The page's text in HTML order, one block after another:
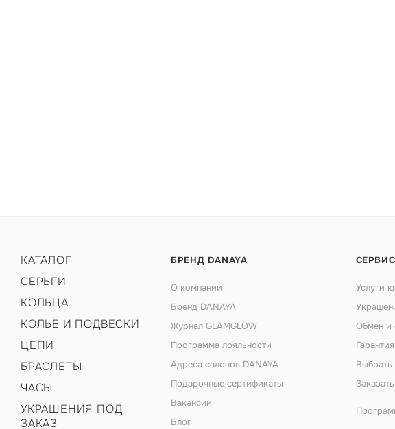
КАТАЛОГ
СЕРЬГИ
КОЛЬЦА
КОЛЬЕ И ПОДВЕСКИ
ЦЕПИ
БРАСЛЕТЫ
ЧАСЫ
УКРАШЕНИЯ ПОД
ЗАКАЗ
БРЕНД DANAYA
О компании
Бренд DANAYA
Журнал GLAMGLOW
Программа лояльности
Адреса салонов DANAYA
Подарочные сертификаты
Вакансии
Блог
СЕРВИС
Услуги
Обмен и
Гарантия